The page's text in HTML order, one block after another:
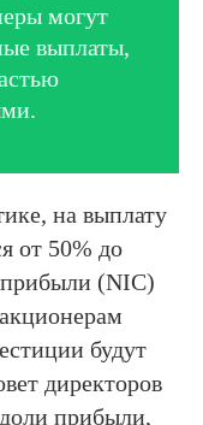
могут
выплаты,
на выплату
от 50% до
прибыли (NIC)
будут
директоров
прибыли,